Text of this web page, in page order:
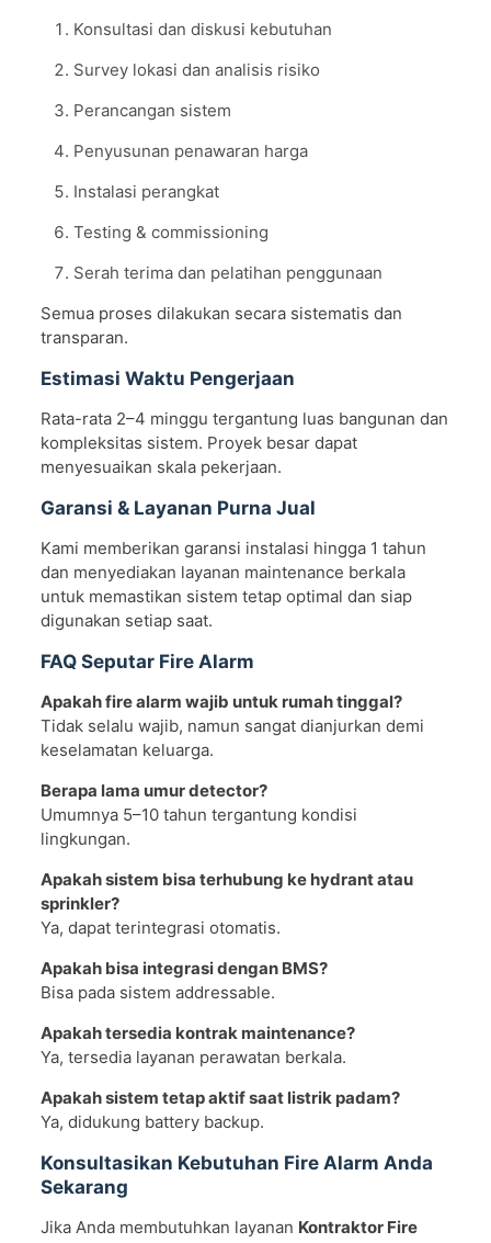
Konsultasi dan diskusi kebutuhan
Survey lokasi dan analisis risiko
Perancangan sistem
Penyusunan penawaran harga
Instalasi perangkat
Testing & commissioning
Serah terima dan pelatihan penggunaan
Semua proses dilakukan secara sistematis dan
transparan.
Estimasi Waktu Pengerjaan
Rata-rata 2–4 minggu tergantung luas bangunan dan
kompleksitas sistem. Proyek besar dapat
menyesuaikan skala pekerjaan.
Garansi & Layanan Purna Jual
Kami memberikan garansi instalasi hingga 1 tahun
dan menyediakan layanan maintenance berkala
untuk memastikan sistem tetap optimal dan siap
digunakan setiap saat.
FAQ Seputar Fire Alarm
Apakah fire alarm wajib untuk rumah tinggal?
Tidak selalu wajib, namun sangat dianjurkan demi
keselamatan keluarga.
Berapa lama umur detector?
Umumnya 5–10 tahun tergantung kondisi
lingkungan.
Apakah sistem bisa terhubung ke hydrant atau
sprinkler?
Ya, dapat terintegrasi otomatis.
Apakah bisa integrasi dengan BMS?
Bisa pada sistem addressable.
Apakah tersedia kontrak maintenance?
Ya, tersedia layanan perawatan berkala.
Apakah sistem tetap aktif saat listrik padam?
Ya, didukung battery backup.
Konsultasikan Kebutuhan Fire Alarm Anda
Sekarang
Jika Anda membutuhkan layanan Kontraktor Fire